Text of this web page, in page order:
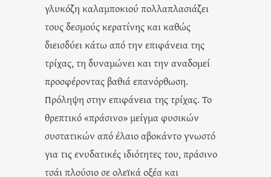
γλυκόζη καλαμποκιού πολλαπλασιάζει
τους δεσμούς κερατίνης και καθώς
διεισδύει κάτω από την επιφάνεια της
τρίχας, τη δυναμώνει και την αναδομεί
προσφέροντας βαθιά επανόρθωση.
Πρόληψη στην επιφάνεια της τρίχας. Το
θρεπτικό «πράσινο» μείγμα φυσικών
συστατικών από έλαιο αβοκάντο γνωστό
για τις ενυδατικές ιδιότητες του, πράσινο
τσάι πλούσιο σε ολεϊκά οξέα και